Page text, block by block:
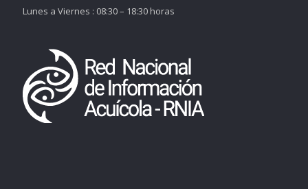
Lunes a Viernes : 08:30 – 18:30 horas